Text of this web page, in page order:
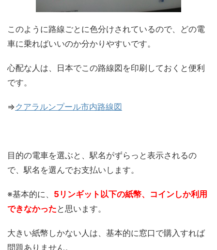
このように路線ごとに色分けされているので、どの電
車に乗ればいいのか分かりやすいです。
心配な人は、日本でこの路線図を印刷しておくと便利
です。
⇒クアラルンプール市内路線図
目的の電車を選ぶと、駅名がずらっと表示されるの
で、駅名を選んでお支払いします。
※基本的に、 5リンギット以下の紙幣、コインしか利用
できなかった と思います。
大きい紙幣しかない人は、基本的に窓口で購入すれば
問題ありません。